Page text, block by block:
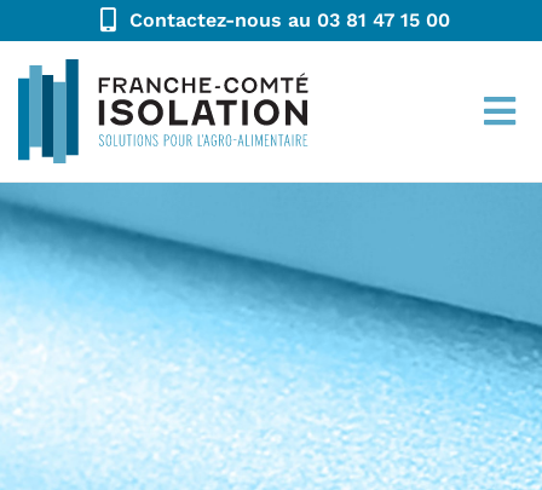
Contactez-nous au 03 81 47 15 00